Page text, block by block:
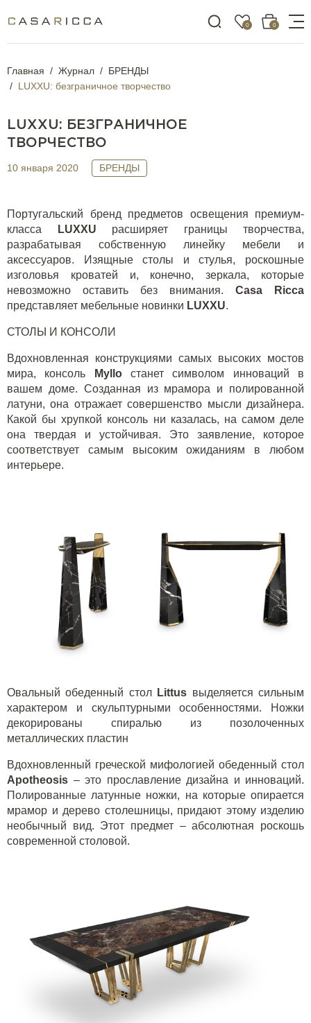
0 0
Главная Журнал
БРЕНДЫ
LUXXU: безграничное творчество
LUXXU: БЕЗГРАНИЧНОЕ
ТВОРЧЕСТВО
10 января 2020 БРЕНДЫ
Португальский бренд предметов освещения премиум-
класса
LUXXU
расширяет границы творчества,
разрабатывая собственную линейку мебели и
аксессуаров. Изящные столы и стулья, роскошные
изголовья кроватей и, конечно, зеркала, которые
невозможно оставить без внимания. Casa
Ricca
представляет мебельные новинки LUXXU.
СТОЛЫ И КОНСОЛИ
Вдохновленная конструкциями самых высоких мостов
мира, консоль
Mylloстанет символом инноваций в
вашем доме. Созданная из мрамора и полированной
латуни, она отражает совершенство мысли дизайнера.
Какой бы хрупкой консоль ни казалась, на самом деле
она твердая и устойчивая. Это заявление, которое
соответствует самым высоким ожиданиям в любом
интерьере.
Овальный обеденный стол Littus выделяется сильным
характером и скульптурными особенностями. Ножки
декорированы спиралью из позолоченных
металлических пластин
Вдохновленный греческой мифологией обеденный стол
Apotheosis – это прославление дизайна и инноваций.
Полированные латунные ножки, на которые опирается
мрамор и дерево столешницы, придают этому изделию
необычный вид. Этот предмет – абсолютная роскошь
современной столовой.